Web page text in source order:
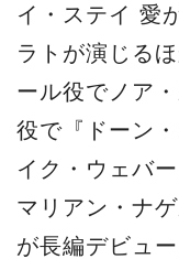
イ・ステイ 愛
ラトが演じる
ール役でノア
役で『ドーン
イク・ウェバ
マリアン・ナ
が長編デビュ